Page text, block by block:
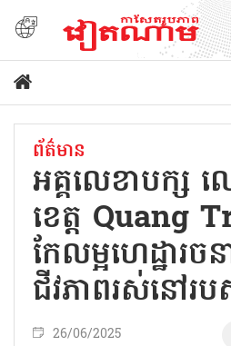
ព័ត៌មាន
អគ្គលេខាបក្ស
ខេត្ត Quang
កែលម្អហេដ្ឋារច
ជីវភាពរស់នៅរ
26/06/2025